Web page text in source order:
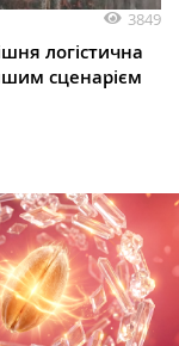
3849
логістична
сценарієм